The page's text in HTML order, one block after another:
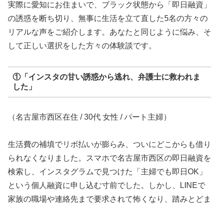
実際に愛知にお住まいで、ブラック状態から「即日融資」
の誘惑を断ち切り、無事に生活を立て直した5名の方々の
リアルな声をご紹介します。あなたと同じように悩み、そ
して正しい選択をした方々の体験談です。
①「インスタの甘い誘惑から逃れ、弁護士に救われま
した」
（名古屋市西区在住 / 30代 女性 / パート主婦）
生活費の補填でリボ払いが膨らみ、ついにどこからも借り
られなくなりました。スマホで名古屋市西区の即日融資を
検索し、インスタグラムで見つけた「主婦でも即日OK」
という個人融資に申し込む寸前でした。しかし、LINEで
家族の職場や連絡先まで要求されて怖くなり、踏みとどま